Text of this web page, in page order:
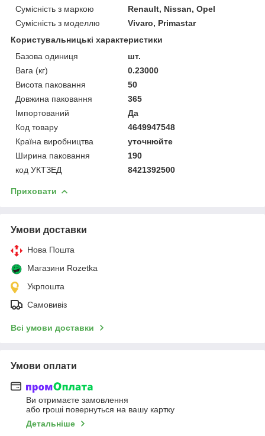
Сумісність з маркою
Renault, Nissan, Opel
Сумісність з моделлю
Vivaro, Primastar
Користувальницькі характеристики
Базова одиниця
шт.
Вага (кг)
0.23000
Висота паковання
50
Довжина паковання
365
Імпортований
Да
Код товару
4649947548
Країна виробництва
уточнюйте
Ширина паковання
190
код УКТЗЕД
8421392500
Приховати
Умови доставки
Нова Пошта
Магазини Rozetka
Укрпошта
Самовивіз
Всі умови доставки
Умови оплати
Ви отримаєте замовлення
або гроші повернуться на вашу картку
Детальніше